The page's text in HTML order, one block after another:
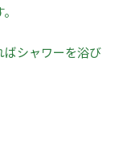
ばシャワーを浴び